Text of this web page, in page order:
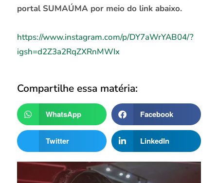
portal SUMAÚMA por meio do link abaixo.
https://www.instagram.com/p/DY7aWrYAB04/?
igsh=d2Z3a2RqZXRnMWIx
Compartilhe essa matéria:
WhatsApp Facebook
Twitter LinkedIn